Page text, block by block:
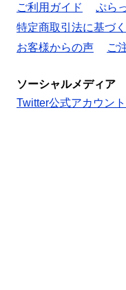
ご利用ガイド
ぷら
特定商取引法に基づ
お客様からの声
ご
ソーシャルメディア
Twitter公式アカウント